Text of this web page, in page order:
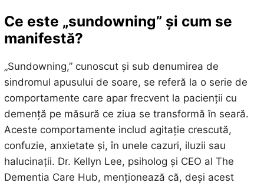
Ce este „sundowning” și cum se
manifestă?
„Sundowning,” cunoscut și sub denumirea de
sindromul apusului de soare, se referă la o serie de
comportamente care apar frecvent la pacienții cu
demență pe măsură ce ziua se transformă în seară.
Aceste comportamente includ agitație crescută,
confuzie, anxietate și, în unele cazuri, iluzii sau
halucinații. Dr. Kellyn Lee, psiholog și CEO al The
Dementia Care Hub, menționează că, deși acest